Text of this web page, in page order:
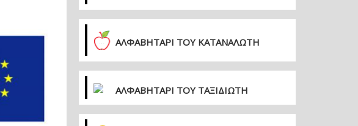
ΑΛΦΑΒΗΤΑΡΙ ΤΟΥ ΚΑΤΑΝΑΛΩΤΗ
ΑΛΦΑΒΗΤΑΡΙ ΤΟΥ ΤΑΞΙΔΙΩΤΗ